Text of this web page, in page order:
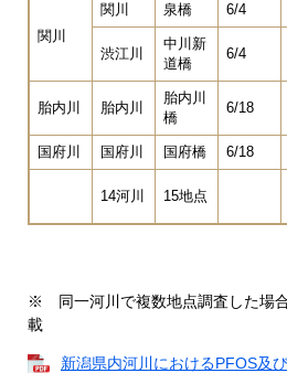
関川
関川 泉橋 6/4
渋江川
中川新
道橋
6/4
胎内川 胎内川
胎内川
橋
6/18
国府川 国府川 国府橋 6/18
14河川 15地点
※ 同一河川で複数地点調査した場
載
新潟県内河川におけるPFOS及